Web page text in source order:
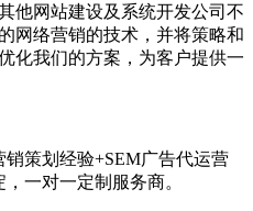
他网站建设及系统开发公司不
网络营销的技术，并将策略和
化我们的方案，为客户提供一
销策划经验+SEM广告代运营
一对一定制服务商。